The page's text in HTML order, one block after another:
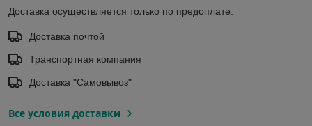
Доставка осуществляется только по предоплате.
Доставка почтой
Транспортная компания
Доставка "Самовывоз"
Все условия доставки